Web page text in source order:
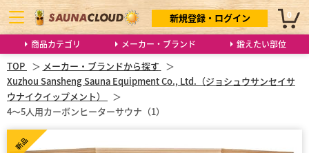
商品カテゴリ メーカー・ブランド 鍛えたい部位
新規登録・ログイン 0
TOP
メーカー・ブランドから探す
Xuzhou Sansheng Sauna Equipment Co., Ltd.（ジョシュウサンセイサ
ウナイクイップメント）
4〜5人用カーボンヒーターサウナ（1）
新品